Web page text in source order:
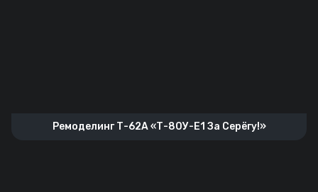
Ремоделинг Т-62А «Т-80У-Е1 За Серёгу!»